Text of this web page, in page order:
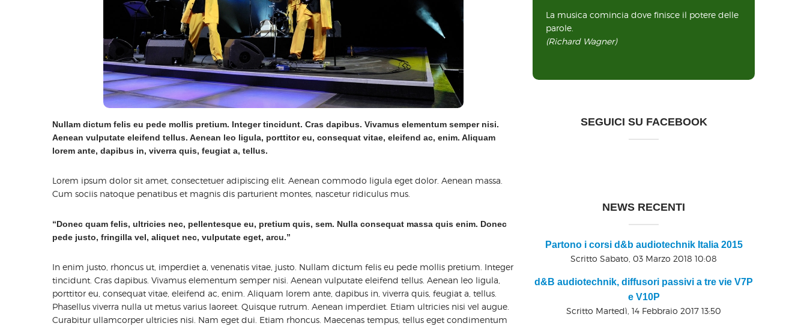
Nullam dictum felis eu pede mollis pretium. Integer tincidunt. Cras dapibus. Vivamus elementum semper nisi.
Aenean vulputate eleifend tellus. Aenean leo ligula, porttitor eu, consequat vitae, eleifend ac, enim. Aliquam
lorem ante, dapibus in, viverra quis, feugiat a, tellus.
Lorem ipsum dolor sit amet, consectetuer adipiscing elit. Aenean commodo ligula eget dolor. Aenean massa.
Cum sociis natoque penatibus et magnis dis parturient montes, nascetur ridiculus mus.
“Donec quam felis, ultricies nec, pellentesque eu, pretium quis, sem. Nulla consequat massa quis enim. Donec
pede justo, fringilla vel, aliquet nec, vulputate eget, arcu.”
In enim justo, rhoncus ut, imperdiet a, venenatis vitae, justo. Nullam dictum felis eu pede mollis pretium. Integer
tincidunt. Cras dapibus. Vivamus elementum semper nisi. Aenean vulputate eleifend tellus. Aenean leo ligula,
porttitor eu, consequat vitae, eleifend ac, enim. Aliquam lorem ante, dapibus in, viverra quis, feugiat a, tellus.
Phasellus viverra nulla ut metus varius laoreet. Quisque rutrum. Aenean imperdiet. Etiam ultricies nisi vel augue.
Curabitur ullamcorper ultricies nisi. Nam eget dui. Etiam rhoncus. Maecenas tempus, tellus eget condimentum
La musica comincia dove finisce il potere delle
parole.
(Richard Wagner)
SEGUICI SU FACEBOOK
NEWS RECENTI
Partono i corsi d&b audiotechnik Italia 2015
Scritto Sabato, 03 Marzo 2018 10:08
d&B audiotechnik, diffusori passivi a tre vie V7P
e V10P
Scritto Martedì, 14 Febbraio 2017 13:50